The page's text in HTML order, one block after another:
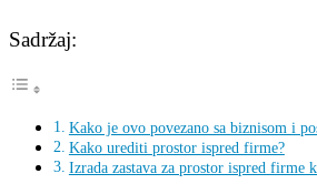
Sadržaj:
Kako je ovo povezano sa biznisom i
Kako urediti prostor ispred firme?
Izrada zastava za prostor ispred firme